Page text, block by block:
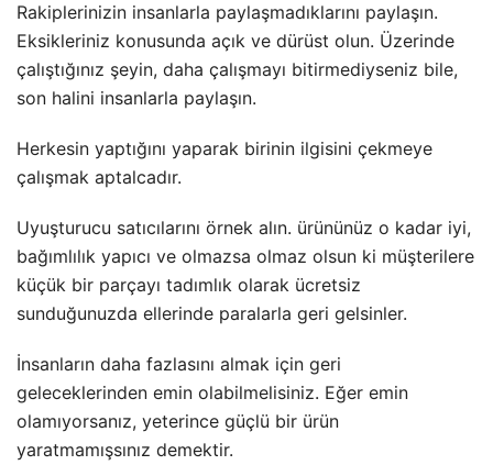
Rakiplerinizin insanlarla paylaşmadıklarını paylaşın.
Eksikleriniz konusunda açık ve dürüst olun. Üzerinde
çalıştığınız şeyin, daha çalışmayı bitirmediyseniz bile,
son halini insanlarla paylaşın.
Herkesin yaptığını yaparak birinin ilgisini çekmeye
çalışmak aptalcadır.
Uyuşturucu satıcılarını örnek alın. ürününüz o kadar iyi,
bağımlılık yapıcı ve olmazsa olmaz olsun ki müşterilere
küçük bir parçayı tadımlık olarak ücretsiz
sunduğunuzda ellerinde paralarla geri gelsinler.
İnsanların daha fazlasını almak için geri
geleceklerinden emin olabilmelisiniz. Eğer emin
olamıyorsanız, yeterince güçlü bir ürün
yaratmamışsınız demektir.